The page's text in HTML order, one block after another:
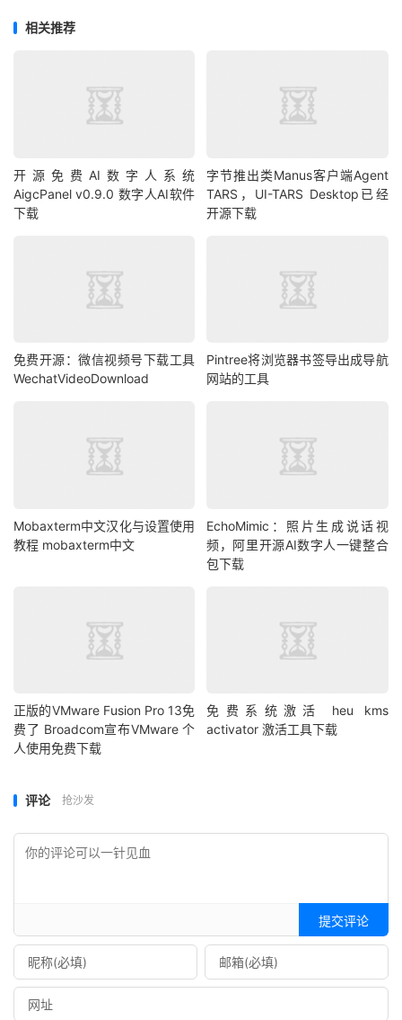
相关推荐
开源免费AI数字人系统
AigcPanel v0.9.0 数字人AI软件
下载
字节推出类Manus客户端Agent
TARS，UI-TARS Desktop已经
开源下载
免费开源：微信视频号下载工具
WechatVideoDownload
Pintree将浏览器书签导出成导航
网站的工具
Mobaxterm中文汉化与设置使用
教程 mobaxterm中文
EchoMimic：照片生成说话视
频，阿里开源AI数字人一键整合
包下载
正版的VMware Fusion Pro 13免
费了 Broadcom宣布VMware 个
人使用免费下载
免费系统激活 heu kms
activator 激活工具下载
评论 抢沙发
提交评论